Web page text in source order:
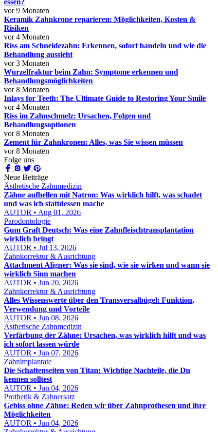
essen?
vor 9 Monaten
Keramik Zahnkrone reparieren: Möglichkeiten, Kosten &
Risiken
vor 4 Monaten
Riss am Schneidezahn: Erkennen, sofort handeln und wie die
Behandlung aussieht
vor 3 Monaten
Wurzelfraktur beim Zahn: Symptome erkennen und
Behandlungsmöglichkeiten
vor 8 Monaten
Inlays for Teeth: The Ultimate Guide to Restoring Your Smile
vor 4 Monaten
Riss im Zahnschmelz: Ursachen, Folgen und
Behandlungsoptionen
vor 8 Monaten
Zement für Zahnkronen: Alles, was Sie wissen müssen
vor 8 Monaten
Folge uns
Neue Beiträge
Ästhetische Zahnmedizin
Zähne aufhellen mit Natron: Was wirklich hilft, was schadet
und was ich stattdessen mache
AUTOR • Aug 01, 2026
Parodontologie
Gum Graft Deutsch: Was eine Zahnfleischtransplantation
wirklich bringt
AUTOR • Jul 13, 2026
Zahnkorrektur & Ausrichtung
Attachment Aligner: Was sie sind, wie sie wirken und wann sie
wirklich Sinn machen
AUTOR • Jun 20, 2026
Zahnkorrektur & Ausrichtung
Alles Wissenswerte über den Transversalbügel: Funktion,
Verwendung und Vorteile
AUTOR • Jun 08, 2026
Ästhetische Zahnmedizin
Verfärbung der Zähne: Ursachen, was wirklich hilft und was
ich sofort lassen würde
AUTOR • Jun 07, 2026
Zahnimplantate
Die Schattenseiten von Titan: Wichtige Nachteile, die Du
kennen solltest
AUTOR • Jun 04, 2026
Prothetik & Zahnersatz
Gebiss ohne Zähne: Reden wir über Zahnprothesen und ihre
Möglichkeiten
AUTOR • Jun 04, 2026